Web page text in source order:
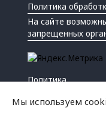
Политика
На сайте
запрещенных
Политика
Мы используем